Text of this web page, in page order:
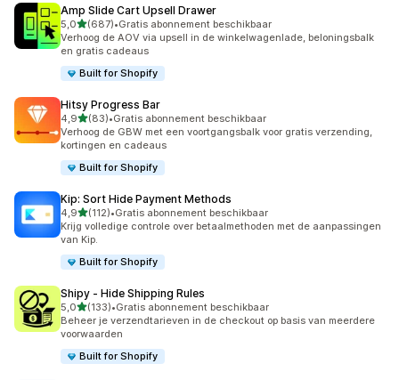
Amp Slide Cart Upsell Drawer
5,0van 5 sterren
(687)
687 recensies in totaal
•Gratis abonnement beschikbaar
Verhoog de AOV via upsell in de winkelwagenlade, beloningsbalk
en gratis cadeaus
Built for Shopify
Hitsy Progress Bar
4,9van 5 sterren
(83)
83 recensies in totaal
•Gratis abonnement beschikbaar
Verhoog de GBW met een voortgangsbalk voor gratis verzending,
kortingen en cadeaus
Built for Shopify
Kip: Sort Hide Payment Methods
4,9van 5 sterren
(112)
112 recensies in totaal
•Gratis abonnement beschikbaar
Krijg volledige controle over betaalmethoden met de aanpassingen
van Kip.
Built for Shopify
Shipy ‑ Hide Shipping Rules
5,0van 5 sterren
(133)
133 recensies in totaal
•Gratis abonnement beschikbaar
Beheer je verzendtarieven in de checkout op basis van meerdere
voorwaarden
Built for Shopify